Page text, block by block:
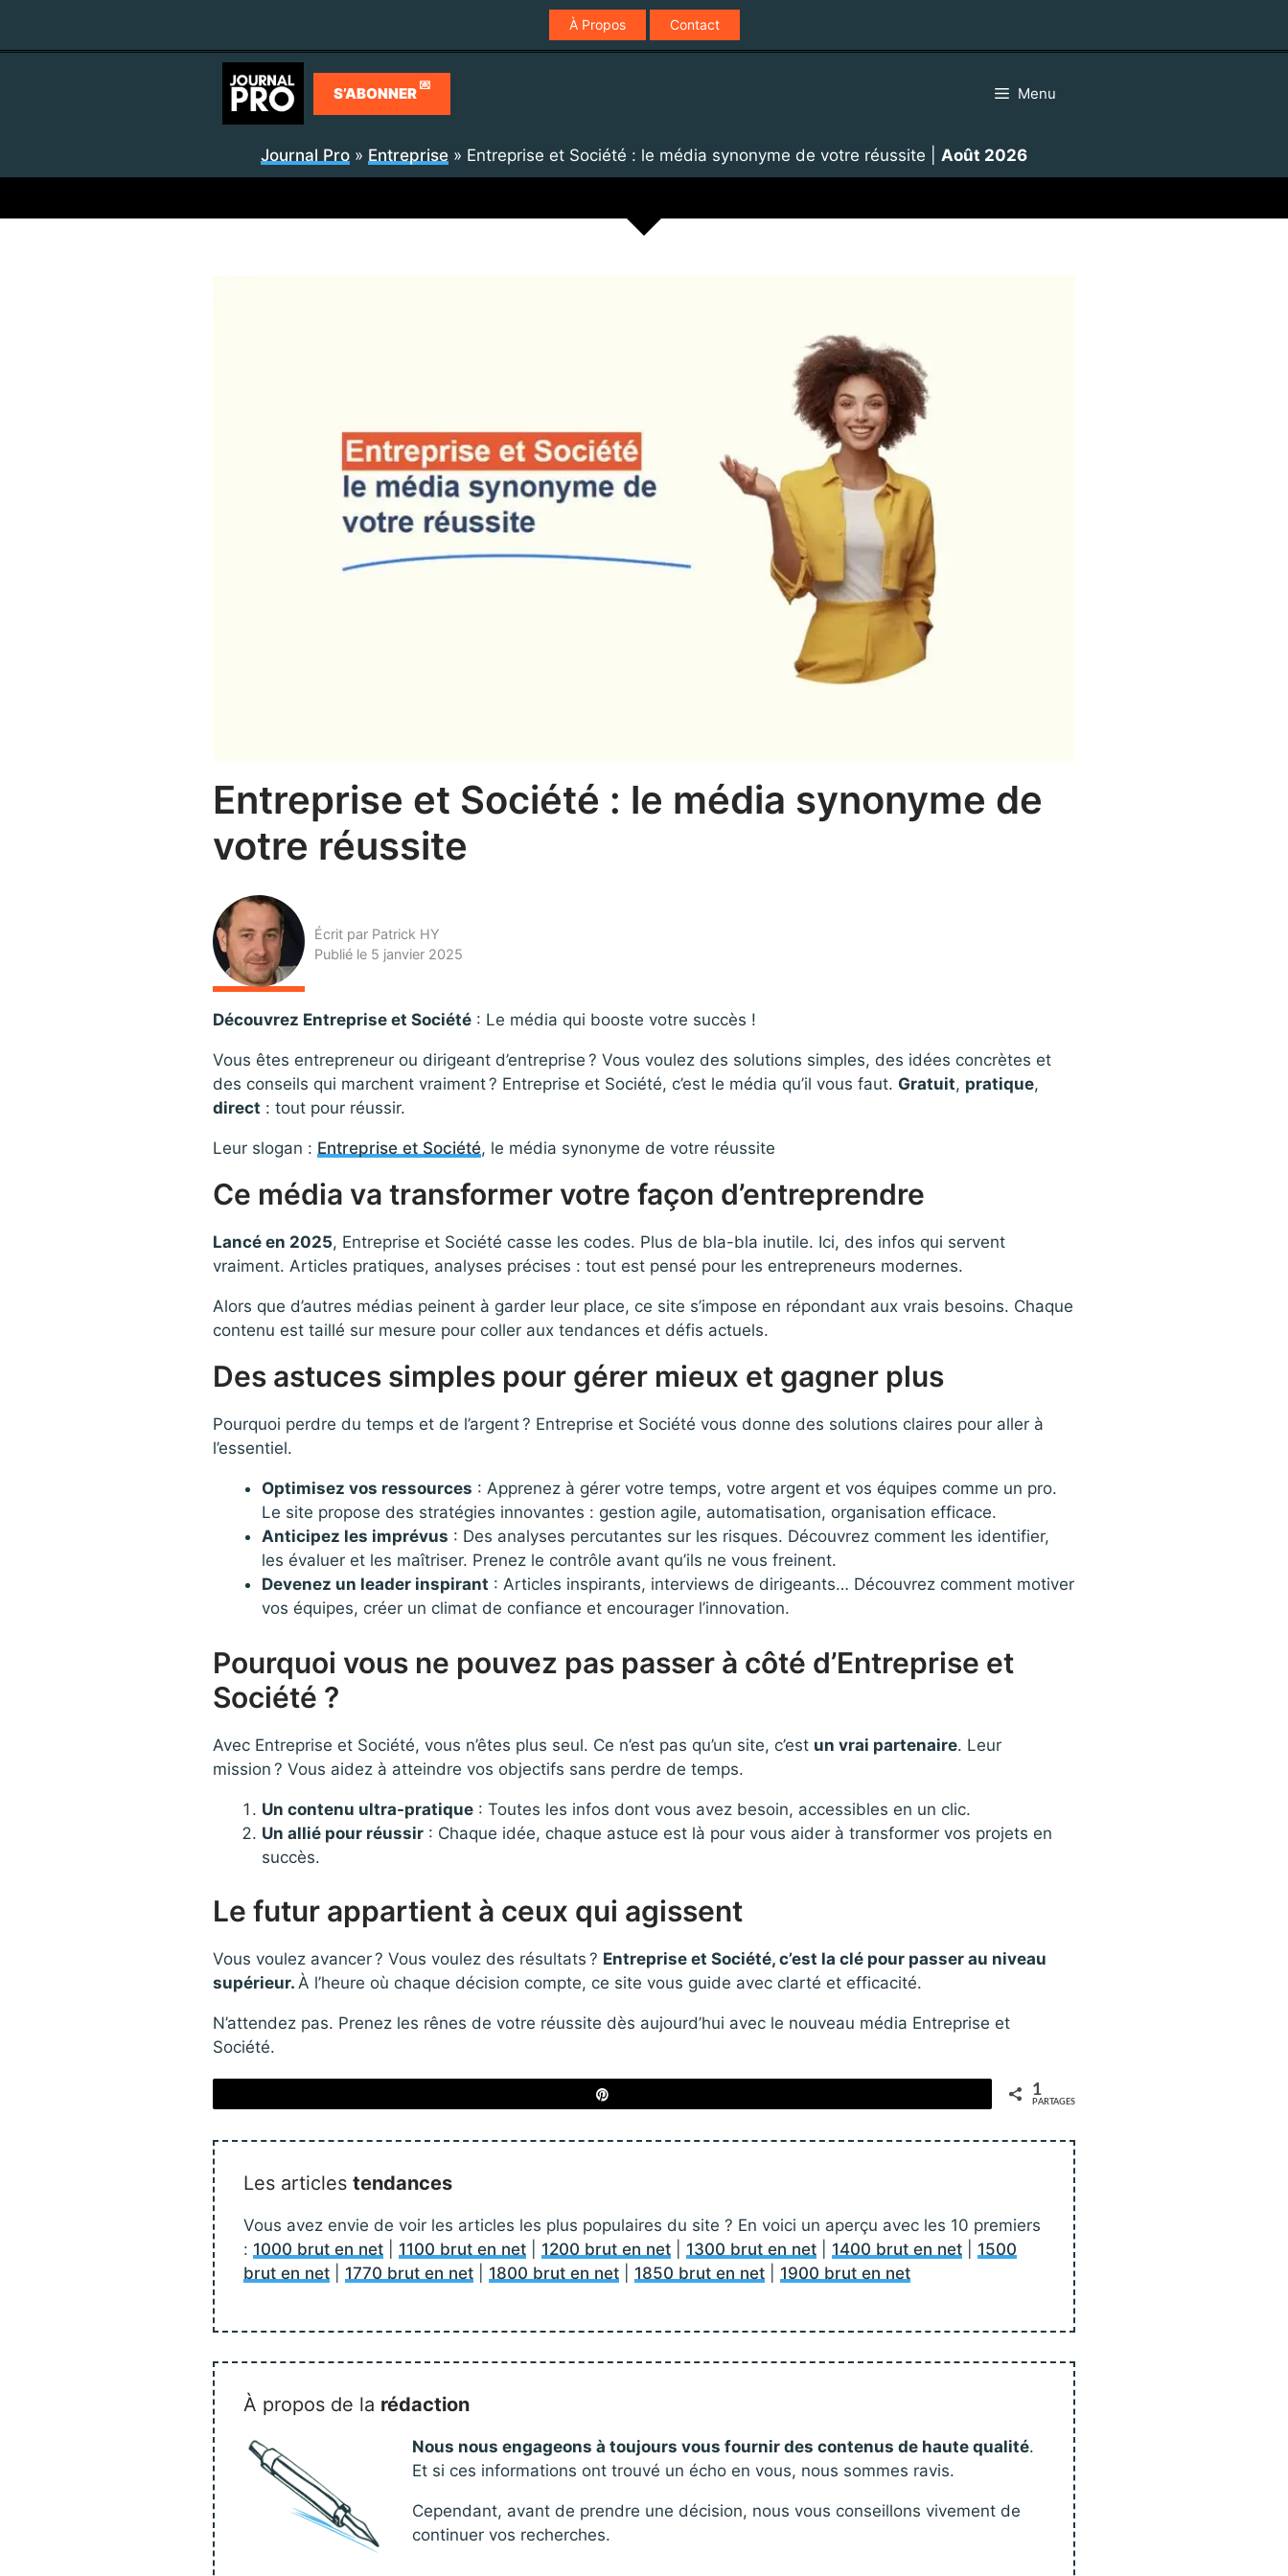
contenu
À Propos Contact
S’ABONNER 💌 Menu
Journal Pro » Entreprise » Entreprise et Société : le média synonyme de votre réussite Août 2026
Entreprise et Société : le média synonyme de
votre réussite
Écrit par Patrick HY
Publié le 5 janvier 2025
Découvrez Entreprise et Société : Le média qui booste votre succès !
Vous êtes entrepreneur ou dirigeant d’entreprise ? Vous voulez des solutions simples, des idées concrètes et
des conseils qui marchent vraiment ? Entreprise et Société, c’est le média qu’il vous faut. Gratuit, pratique,
direct : tout pour réussir.
Leur slogan : Entreprise et Société, le média synonyme de votre réussite
Ce média va transformer votre façon d’entreprendre
Lancé en 2025, Entreprise et Société casse les codes. Plus de bla-bla inutile. Ici, des infos qui servent
vraiment. Articles pratiques, analyses précises : tout est pensé pour les entrepreneurs modernes.
Alors que d’autres médias peinent à garder leur place, ce site s’impose en répondant aux vrais besoins. Chaque
contenu est taillé sur mesure pour coller aux tendances et défis actuels.
Des astuces simples pour gérer mieux et gagner plus
Pourquoi perdre du temps et de l’argent ? Entreprise et Société vous donne des solutions claires pour aller à
l’essentiel.
Optimisez vos ressources : Apprenez à gérer votre temps, votre argent et vos équipes comme un pro.
Le site propose des stratégies innovantes : gestion agile, automatisation, organisation efficace.
Anticipez les imprévus : Des analyses percutantes sur les risques. Découvrez comment les identifier,
les évaluer et les maîtriser. Prenez le contrôle avant qu’ils ne vous freinent.
Devenez un leader inspirant : Articles inspirants, interviews de dirigeants… Découvrez comment motiver
vos équipes, créer un climat de confiance et encourager l’innovation.
Pourquoi vous ne pouvez pas passer à côté d’Entreprise et
Société ?
Avec Entreprise et Société, vous n’êtes plus seul. Ce n’est pas qu’un site, c’est un vrai partenaire. Leur
mission ? Vous aidez à atteindre vos objectifs sans perdre de temps.
Un contenu ultra-pratique : Toutes les infos dont vous avez besoin, accessibles en un clic.
Un allié pour réussir : Chaque idée, chaque astuce est là pour vous aider à transformer vos projets en
succès.
Le futur appartient à ceux qui agissent
Vous voulez avancer ? Vous voulez des résultats ? Entreprise et Société, c’est la clé pour passer au niveau
supérieur. À l’heure où chaque décision compte, ce site vous guide avec clarté et efficacité.
N’attendez pas. Prenez les rênes de votre réussite dès aujourd’hui avec le nouveau média Entreprise et
Société.
1
PARTAGES
Les articlestendances
Vous avez envie de voir les articles les plus populaires du site ? En voici un aperçu avec les 10 premiers
: 1000 brut en net 1100 brut en net 1200 brut en net 1300 brut en net 1400 brut en net
1500
brut en net
1770 brut en net 1800 brut en net 1850 brut en net 1900 brut en net
À propos de la rédaction
Nous nous engageons à toujours vous fournir des contenus de haute qualité.
Et si ces informations ont trouvé un écho en vous, nous sommes ravis.
Cependant, avant de prendre une décision, nous vous conseillons vivement de
continuer vos recherches.